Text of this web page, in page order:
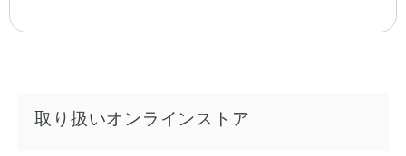
取り扱いオンラインストア